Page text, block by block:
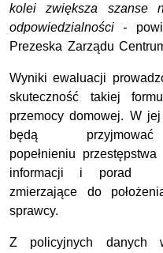
kolei zwiększa szanse
odpowiedzialności -
Prezeska Zarządu
Wyniki ewaluacji
skuteczność takiej
przemocy domowej. W
będą
popełnieniu
informacji i porad
zmierzające do
sprawcy.
Z policyjnych